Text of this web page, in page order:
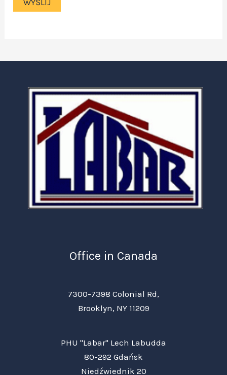
Office in Canada
7300-7398 Colonial Rd,
Brooklyn, NY 11209
PHU "Labar" Lech Labudda
80-292 Gdańsk
Niedźwiednik 20